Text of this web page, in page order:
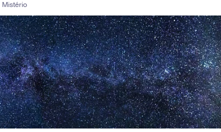
Mistério